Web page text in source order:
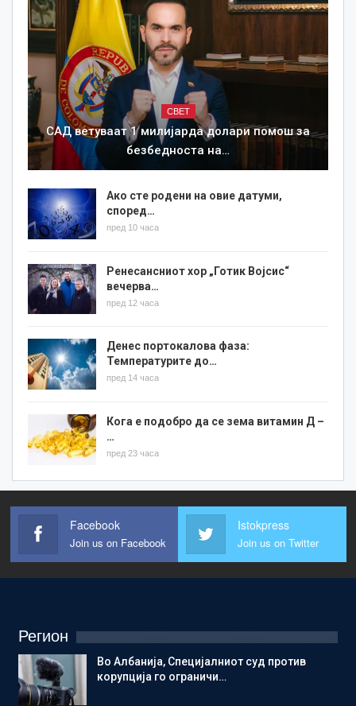
СВЕТ
САД ветуваат 1 милијарда долари помош за
безбедноста на…
Ако сте родени на овие датуми,
според…
пред 10 часа
Ренесансниот хор „Готик Војсис“
вечерва…
пред 12 часа
Денес портокалова фаза:
Температурите до…
пред 14 часа
Кога е подобро да се зема витамин Д –
…
пред 23 часа
Facebook
Join us on Facebook
Istokpress
Join us on Twitter
Регион
Во Албанија, Специјалниот суд против
корупција го ограничи…